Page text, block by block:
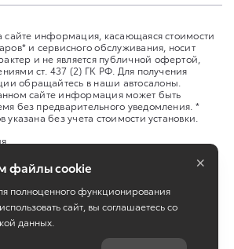
сайте информация, касающаяся стоимости
и сервисного обслуживания, носит
и не является публичной офертой,
ст. 437 (2) ГК РФ. Для получения
обращайтесь в наши автосалоны.
сайте информация может быть
без предварительного уведомления. *
указана без учета стоимости установки.
файлы cookie
полноценного функционирования
сайт, вы соглашаетесь со
данных.
×